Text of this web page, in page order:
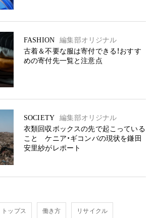
FASHION
編集部オリジナル
古着＆不要な服は寄付できる！おすす
めの寄付先一覧と注意点
SOCIETY
編集部オリジナル
衣類回収ボックスの先で起こっている
こと ケニア・ギコンバの現状を鎌田
安里紗がレポート
トップス 働き方 リサイクル